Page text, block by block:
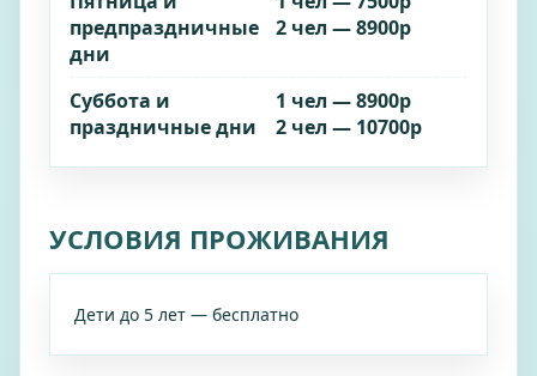
предпраздничные
дни
2 чел — 8900р
Суббота и
праздничные дни
1 чел — 8900р
2 чел — 10700р
УСЛОВИЯ ПРОЖИВАНИЯ
Дети до 5 лет — бесплатно